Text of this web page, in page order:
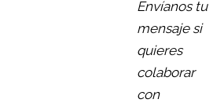
Envíanos tu
mensaje si
quieres
colaborar
con